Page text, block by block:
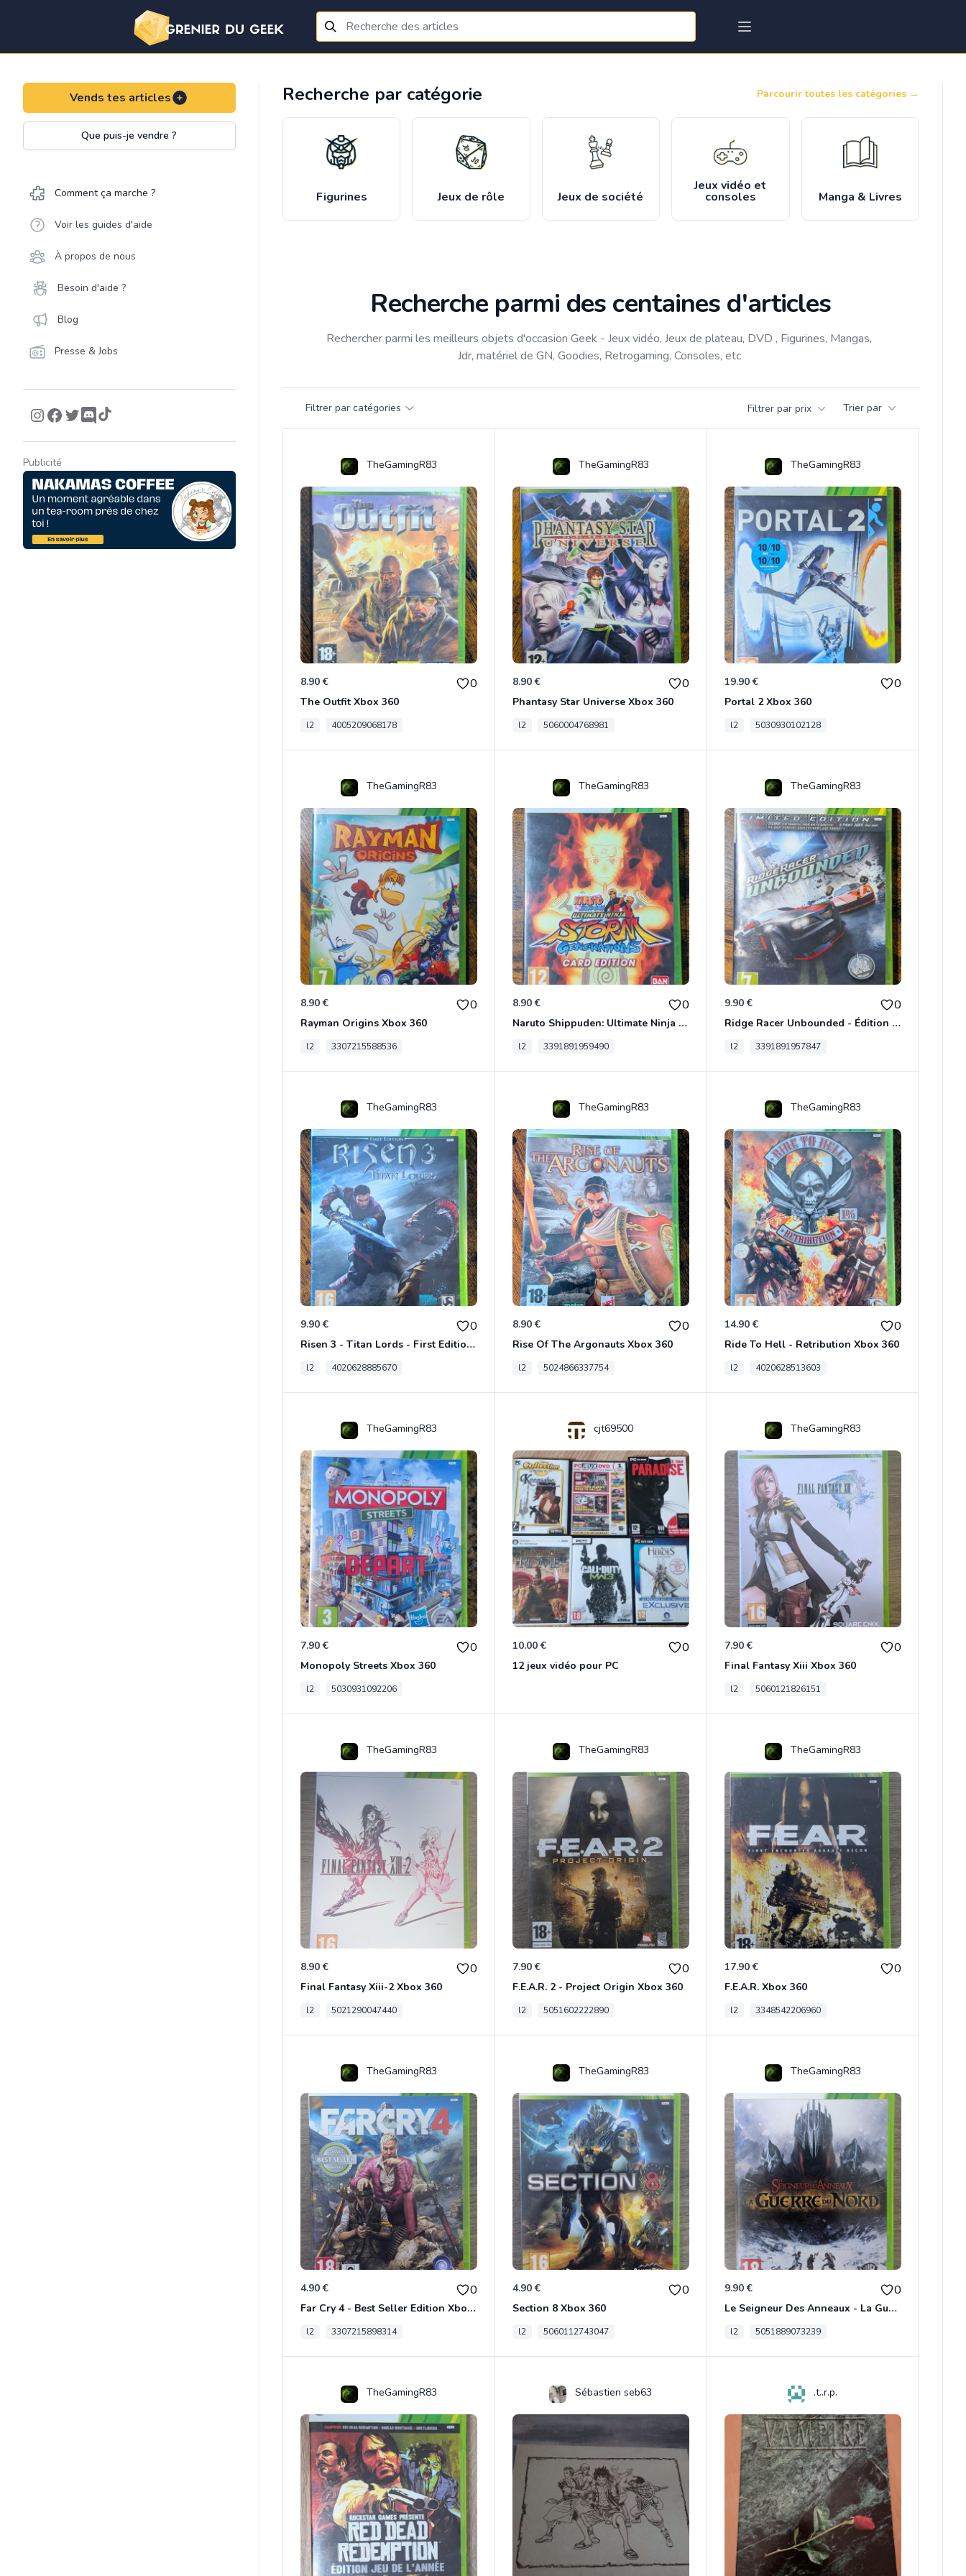
Vends tes articles
Que puis-je vendre ?
Comment ça marche ?
Voir les guides d'aide
À propos de nous
Besoin d'aide ?
Blog
Presse & Jobs
Publicité
Recherche par catégorie Parcourir toutes les catégories →
Figurines Jeux de rôle Jeux de société
Jeux vidéo et
consoles Manga & Livres
Recherche parmi des centaines d'articles
Rechercher parmi les meilleurs objets d'occasion Geek - Jeux vidéo, Jeux de plateau, DVD , Figurines, Mangas,
Jdr, matériel de GN, Goodies, Retrogaming, Consoles, etc
Filtrer par catégories Filtrer par prix Trier par
TheGamingR83
8.90 € 0
The Outfit Xbox 360
l2 4005209068178
TheGamingR83
8.90 € 0
Phantasy Star Universe Xbox 360
l2 5060004768981
TheGamingR83
19.90 € 0
Portal 2 Xbox 360
l2 5030930102128
TheGamingR83
8.90 € 0
Rayman Origins Xbox 360
l2 3307215588536
TheGamingR83
8.90 € 0
Naruto Shippuden: Ultimate Ninja Storm Generations - Card Edition Xbox 360
l2 3391891959490
TheGamingR83
9.90 € 0
Ridge Racer Unbounded - Édition Limitée Xbox 360
l2 3391891957847
TheGamingR83
9.90 € 0
Risen 3 - Titan Lords - First Edition Xbox 360
l2 4020628885670
TheGamingR83
8.90 € 0
Rise Of The Argonauts Xbox 360
l2 5024866337754
TheGamingR83
14.90 € 0
Ride To Hell - Retribution Xbox 360
l2 4020628513603
TheGamingR83
7.90 € 0
Monopoly Streets Xbox 360
l2 5030931092206
cjt69500
10.00 € 0
12 jeux vidéo pour PC
TheGamingR83
7.90 € 0
Final Fantasy Xiii Xbox 360
l2 5060121826151
TheGamingR83
8.90 € 0
Final Fantasy Xiii-2 Xbox 360
l2 5021290047440
TheGamingR83
7.90 € 0
F.E.A.R. 2 - Project Origin Xbox 360
l2 5051602222890
TheGamingR83
17.90 € 0
F.E.A.R. Xbox 360
l2 3348542206960
TheGamingR83
4.90 € 0
Far Cry 4 - Best Seller Edition Xbox 360
l2 3307215898314
TheGamingR83
4.90 € 0
Section 8 Xbox 360
l2 5060112743047
TheGamingR83
9.90 € 0
Le Seigneur Des Anneaux - La Guerre Du Nord Xbox 360
l2 5051889073239
TheGamingR83 Sébastien seb63 .t..r.p.